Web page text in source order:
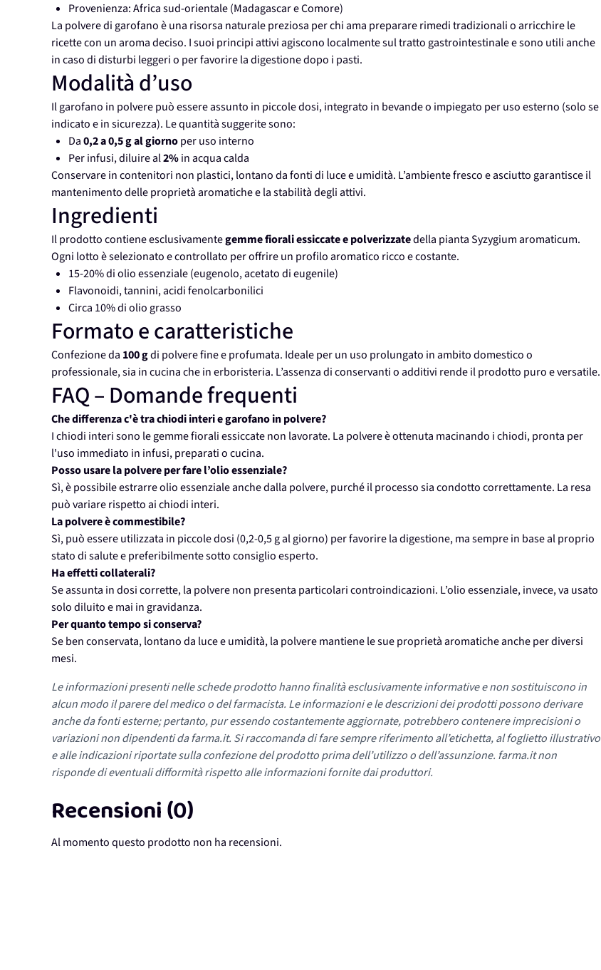
Provenienza: Africa sud-orientale (Madagascar e Comore)
La polvere di garofano è una risorsa naturale preziosa per chi ama preparare rimedi tradizionali o arricchire le
ricette con un aroma deciso. I suoi principi attivi agiscono localmente sul tratto gastrointestinale e sono utili anche
in caso di disturbi leggeri o per favorire la digestione dopo i pasti.
Modalità d’uso
Il garofano in polvere può essere assunto in piccole dosi, integrato in bevande o impiegato per uso esterno (solo se
indicato e in sicurezza). Le quantità suggerite sono:
Da0,2 a 0,5 g al giornoper uso interno
Per infusi, diluire al2%in acqua calda
Conservare in contenitori non plastici, lontano da fonti di luce e umidità. L’ambiente fresco e asciutto garantisce il
mantenimento delle proprietà aromatiche e la stabilità degli attivi.
Ingredienti
Il prodotto contiene esclusivamentegemme fiorali essiccate e polverizzatedella pianta Syzygium aromaticum.
Ogni lotto è selezionato e controllato per offrire un profilo aromatico ricco e costante.
15-20% di olio essenziale (eugenolo, acetato di eugenile)
Flavonoidi, tannini, acidi fenolcarbonilici
Circa 10% di olio grasso
Formato e caratteristiche
Confezione da 100 gdi polvere fine e profumata. Ideale per un uso prolungato in ambito domestico o
professionale, sia in cucina che in erboristeria. L’assenza di conservanti o additivi rende il prodotto puro e versatile.
FAQ – Domande frequenti
Che differenza c'è tra chiodi interi e garofano in polvere?
I chiodi interi sono le gemme fiorali essiccate non lavorate. La polvere è ottenuta macinando i chiodi, pronta per
l'uso immediato in infusi, preparati o cucina.
Posso usare la polvere per fare l’olio essenziale?
Sì, è possibile estrarre olio essenziale anche dalla polvere, purché il processo sia condotto correttamente. La resa
può variare rispetto ai chiodi interi.
La polvere è commestibile?
Sì, può essere utilizzata in piccole dosi (0,2-0,5 g al giorno) per favorire la digestione, ma sempre in base al proprio
stato di salute e preferibilmente sotto consiglio esperto.
Ha effetti collaterali?
Se assunta in dosi corrette, la polvere non presenta particolari controindicazioni. L’olio essenziale, invece, va usato
solo diluito e mai in gravidanza.
Per quanto tempo si conserva?
Se ben conservata, lontano da luce e umidità, la polvere mantiene le sue proprietà aromatiche anche per diversi
mesi.
Le informazioni presenti nelle schede prodotto hanno finalità esclusivamente informative e non sostituiscono in
alcun modo il parere del medico o del farmacista. Le informazioni e le descrizioni dei prodotti possono derivare
anche da fonti esterne; pertanto, pur essendo costantemente aggiornate, potrebbero contenere imprecisioni o
variazioni non dipendenti da farma.it. Si raccomanda di fare sempre riferimento all’etichetta, al foglietto illustrativo
e alle indicazioni riportate sulla confezione del prodotto prima dell’utilizzo o dell’assunzione. farma.it non
risponde di eventuali difformità rispetto alle informazioni fornite dai produttori.
Recensioni (0)
Al momento questo prodotto non ha recensioni.